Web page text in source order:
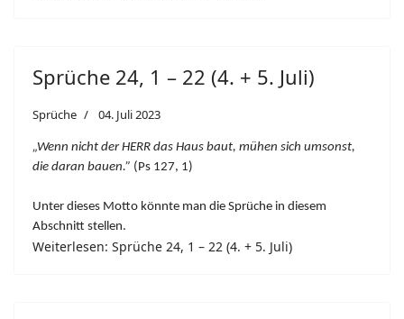
Sprüche 24, 1 – 22 (4. + 5. Juli)
Sprüche 04. Juli 2023
„Wenn nicht der HERR das Haus baut, mühen sich umsonst,
die daran bauen.” (Ps 127, 1)
Unter dieses Motto könnte man die Sprüche in diesem
Abschnitt stellen.
Weiterlesen: Sprüche 24, 1 – 22 (4. + 5. Juli)